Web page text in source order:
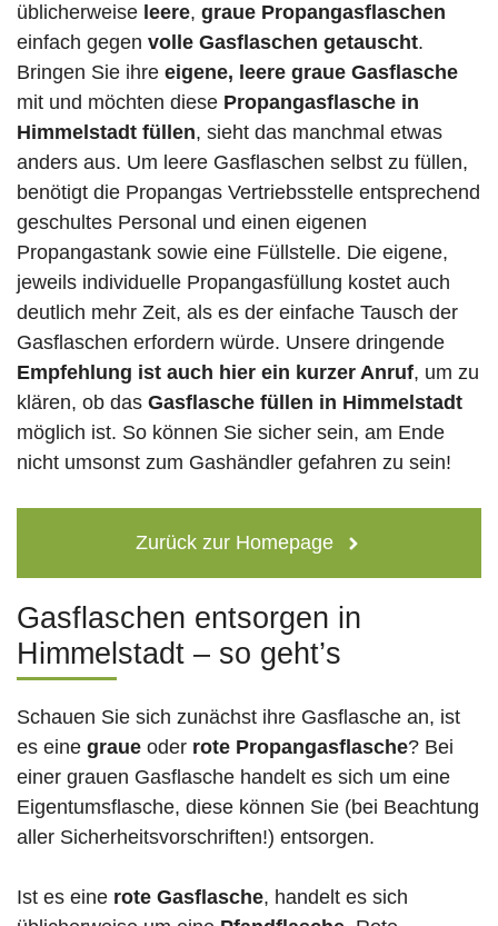
üblicherweise leere, graue Propangasflaschen
einfach gegen volle Gasflaschen getauscht.
Bringen Sie ihre eigene, leere graue Gasflasche
mit und möchten diese Propangasflasche in
Himmelstadt füllen, sieht das manchmal etwas
anders aus. Um leere Gasflaschen selbst zu füllen,
benötigt die Propangas Vertriebsstelle entsprechend
geschultes Personal und einen eigenen
Propangastank sowie eine Füllstelle. Die eigene,
jeweils individuelle Propangasfüllung kostet auch
deutlich mehr Zeit, als es der einfache Tausch der
Gasflaschen erfordern würde. Unsere dringende
Empfehlung ist auch hier ein kurzer Anruf, um zu
klären, ob das Gasflasche füllen in Himmelstadt
möglich ist. So können Sie sicher sein, am Ende
nicht umsonst zum Gashändler gefahren zu sein!
Zurück zur Homepage
Gasflaschen entsorgen in
Himmelstadt – so geht’s
Schauen Sie sich zunächst ihre Gasflasche an, ist
es eine graue oder rote Propangasflasche? Bei
einer grauen Gasflasche handelt es sich um eine
Eigentumsflasche, diese können Sie (bei Beachtung
aller Sicherheitsvorschriften!) entsorgen.
Ist es eine rote Gasflasche, handelt es sich